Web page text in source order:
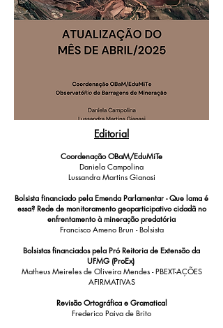
Editorial
Coordenação OBaM/EduMiTe
Daniela Campolina
Lussandra Martins Gianasi
Bolsista financiado pela Emenda Parlamentar - Que lama é
essa? Rede de monitoramento geoparticipativo cidadã no
enfrentamento à mineração predatória
Francisco Ameno Brun - Bolsista
Bolsistas financiados pela Pró Reitoria de Extensão da
UFMG (ProEx)
Matheus Meireles de Oliveira Mendes - PBEXT-AÇÕES
AFIRMATIVAS
Revisão Ortográfica e Gramatical
Frederico Paiva de Brito